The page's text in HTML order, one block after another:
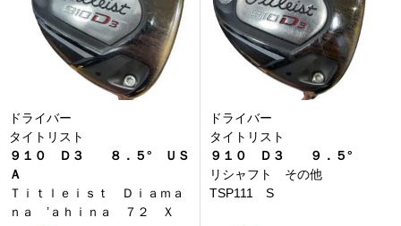
ドライバー
タイトリスト
９１０ Ｄ３ ８．５° ＵＳ
Ａ
Ｔｉｔｌｅｉｓｔ Ｄｉａｍａ
ｎａ ’ａｈｉｎａ ７２ Ｘ
ドライバー
タイトリスト
９１０ Ｄ３ ９．５°
リシャフト その他
TSP111 S